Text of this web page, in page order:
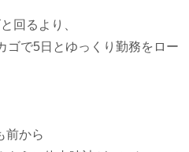
回るより、
ゴで5日とゆっくり勤務をロー
前から